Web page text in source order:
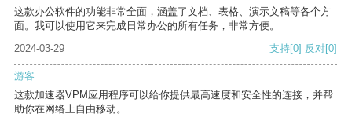
这款办公软件的功能非常全面，涵盖了文档、表格、演示文稿等各个方
面。我可以使用它来完成日常办公的所有任务，非常方便。
2024-03-29
支持[0] 反对[0]
游客
这款加速器VPM应用程序可以给你提供最高速度和安全性的连接，并帮
助你在网络上自由移动。